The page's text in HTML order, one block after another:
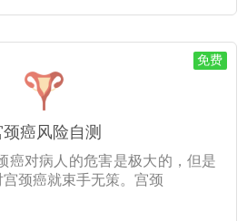
免费
癌风险自测
癌对病人的危害是极大的，但是
颈癌就束手无策。宫颈